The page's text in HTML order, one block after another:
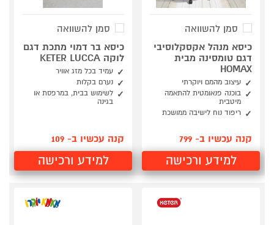
סמן להשוואה
כיסא מנהל אקסקלוסיבי
דגם טומסינה מבית
HOMAX
עיצוב מהמם ויוקרתי
בוכנה פנאומטית להתאמה
מיטבית
ריפוד נוח לישיבה ממושכת
קנה עכשיו ב- 799
למידע ורכישה
סמן להשוואה
כיסא בר דמוי מתכת דגם
לוקה KETER LUCCA
עמיד בכל מזג אוויר
נערם בקלות
לשימוש בבית, במרפסת או
בגינה
קנה עכשיו ב- 109
למידע ורכישה